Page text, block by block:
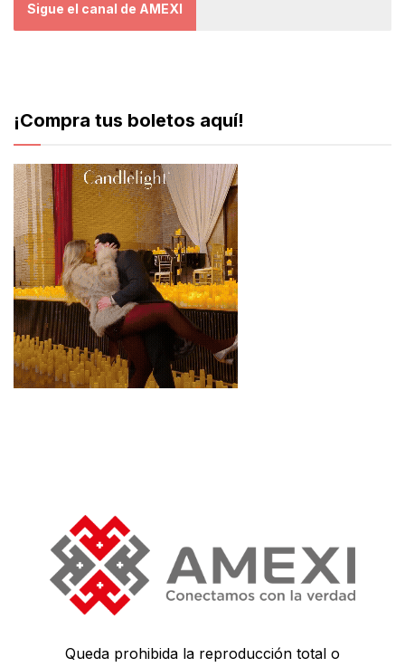
Sigue el canal de AMEXI
¡Compra tus boletos aquí!
Queda prohibida la reproducción total o